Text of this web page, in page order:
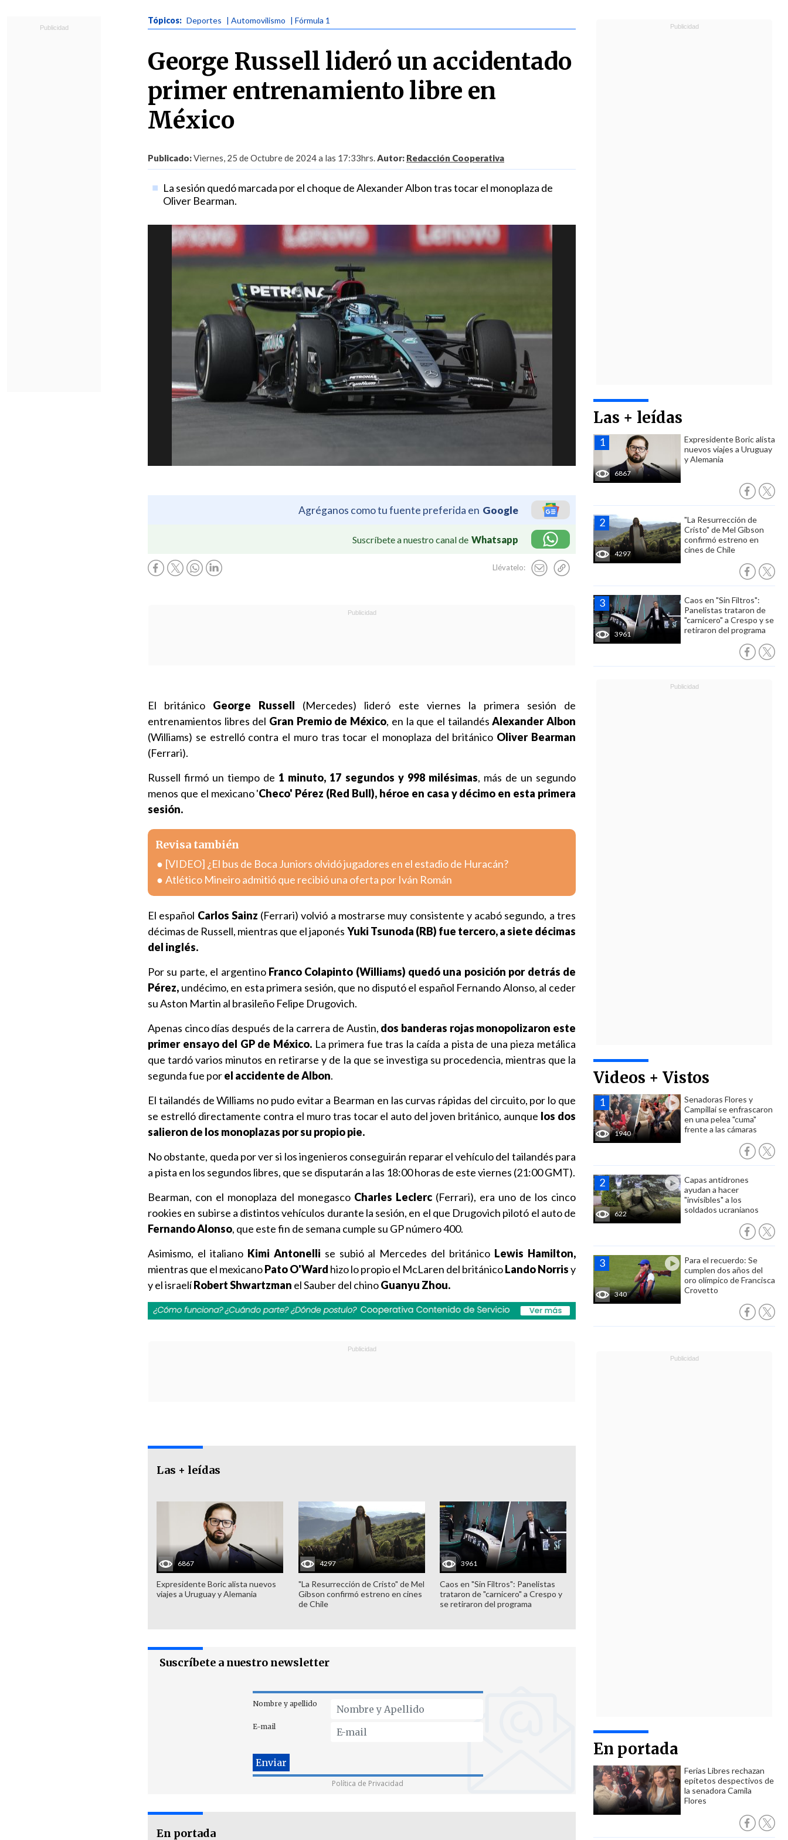
Tópicos: Deportes | Automovilismo | Fórmula 1
George Russell lideró un accidentado
primer entrenamiento libre en
México
Publicado:Viernes, 25 de Octubre de 2024 a las 17:33hrs.Autor: Redacción Cooperativa
La sesión quedó marcada por el choque de Alexander Albon tras tocar el monoplaza de
Oliver Bearman.
Agréganos como tu fuente preferida en Google
Suscríbete a nuestro canal de Whatsapp
Llévatelo:
Las + leídas
6867
Expresidente Boric alista
nuevos viajes a Uruguay
y Alemania
4297
"La Resurrección de
Cristo" de Mel Gibson
confirmó estreno en
cines de Chile
3961
Caos en "Sin Filtros":
Panelistas trataron de
"carnicero" a Crespo y se
retiraron del programa
Videos + Vistos
1940
Senadoras Flores y
Campillai se enfrascaron
en una pelea "cuma"
frente a las cámaras
622
Capas antidrones
ayudan a hacer
"invisibles" a los
soldados ucranianos
340
Para el recuerdo: Se
cumplen dos años del
oro olímpico de Francisca
Crovetto
En portada
Ferias Libres rechazan
epítetos despectivos de
la senadora Camila
Flores
El británico George Russell (Mercedes) lideró este viernes la primera sesión de
entrenamientos libres del Gran Premio de México, en la que el tailandésAlexander Albon
(Williams) se estrelló contra el muro tras tocar el monoplaza del británico Oliver Bearman
(Ferrari).
Russell firmó un tiempo de 1 minuto, 17 segundos y 998 milésimas, más de un segundo
menos que el mexicano 'Checo' Pérez (Red Bull), héroe en casa y décimo en esta primera
sesión.
Revisa también
[VIDEO] ¿El bus de Boca Juniors olvidó jugadores en el estadio de Huracán?
Atlético Mineiro admitió que recibió una oferta por Iván Román
El español Carlos Sainz (Ferrari) volvió a mostrarse muy consistente y acabó segundo, a tres
décimas de Russell, mientras que el japonés Yuki Tsunoda (RB) fue tercero, a siete décimas
del inglés.
Por su parte, el argentino Franco Colapinto (Williams) quedó una posición por detrás de
Pérez, undécimo, en esta primera sesión, que no disputó el español Fernando Alonso, al ceder
su Aston Martin al brasileño Felipe Drugovich.
Apenas cinco días después de la carrera de Austin, dos banderas rojas monopolizaron este
primer ensayo del GP de México.La primera fue tras la caída a pista de una pieza metálica
que tardó varios minutos en retirarse y de la que se investiga su procedencia, mientras que la
segunda fue porel accidente de Albon.
El tailandés de Williams no pudo evitar a Bearman en las curvas rápidas del circuito, por lo que
se estrelló directamente contra el muro tras tocar el auto del joven británico, aunque los dos
salieron de los monoplazas por su propio pie.
No obstante, queda por ver si los ingenieros conseguirán reparar el vehículo del tailandés para
a pista en los segundos libres, que se disputarán a las 18:00 horas de este viernes (21:00 GMT).
Bearman, con el monoplaza del monegasco Charles Leclerc (Ferrari), era uno de los cinco
rookies en subirse a distintos vehículos durante la sesión, en el que Drugovich pilotó el auto de
Fernando Alonso, que este fin de semana cumple su GP número 400.
Asimismo, el italiano Kimi Antonelli se subió al Mercedes del británico Lewis Hamilton,
mientras que el mexicanoPato O'Ward hizo lo propio el McLaren del británicoLando Norrisy
y el israelíRobert Shwartzman el Sauber del chinoGuanyu Zhou.
Las + leídas
6867
Expresidente Boric alista nuevos
viajes a Uruguay y Alemania
4297
"La Resurrección de Cristo" de Mel
Gibson confirmó estreno en cines
de Chile
3961
Caos en "Sin Filtros": Panelistas
trataron de "carnicero" a Crespo y
se retiraron del programa
Suscríbete a nuestro newsletter
Nombre y apellido
E-mail
Política de Privacidad
En portada